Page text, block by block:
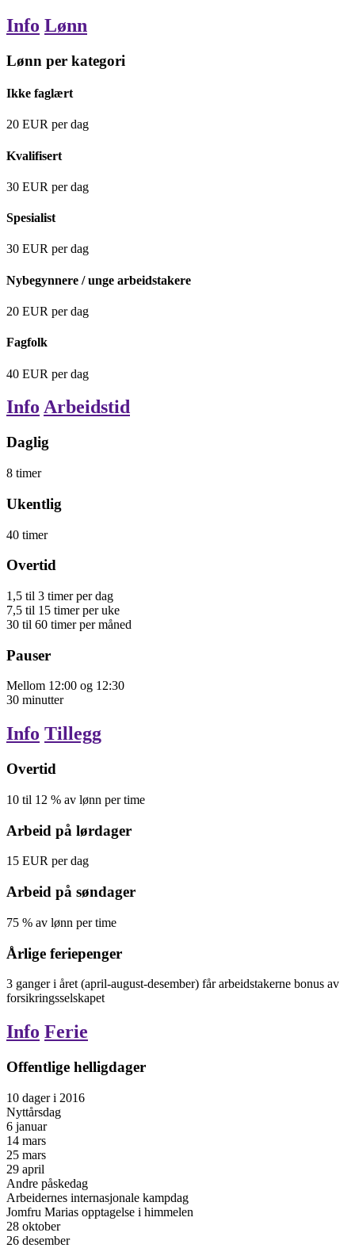
Info Lønn
Lønn per kategori
Ikke faglært
20 EUR per dag
Kvalifisert
30 EUR per dag
Spesialist
30 EUR per dag
Nybegynnere / unge arbeidstakere
20 EUR per dag
Fagfolk
40 EUR per dag
Info Arbeidstid
Daglig
8 timer
Ukentlig
40 timer
Overtid
1,5 til 3 timerper dag
7,5 til 15 timerper uke
30 til 60 timerper måned
Pauser
Mellom 12:00 og 12:30
30 minutter
Info Tillegg
Overtid
10 til 12 % av lønn per time
Arbeid på lørdager
15 EUR per dag
Arbeid på søndager
75 % av lønn per time
Årlige feriepenger
3 ganger i året (april-august-desember) får arbeidstakerne bonus av
forsikringsselskapet
Info Ferie
Offentlige helligdager
10 dageri 2016
Nyttårsdag
6 januar
14 mars
25 mars
29 april
Andre påskedag
Arbeidernes internasjonale kampdag
Jomfru Marias opptagelse i himmelen
28 oktober
26 desember